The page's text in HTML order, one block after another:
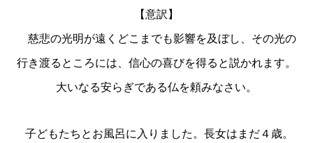
【意訳】
慈悲の光明が遠くどこまでも影響を及ぼし、その光の
行き渡るところには、信心の喜びを得ると説かれます。
大いなる安らぎである仏を頼みなさい。
子どもたちとお風呂に入りました。長女はまだ４歳。